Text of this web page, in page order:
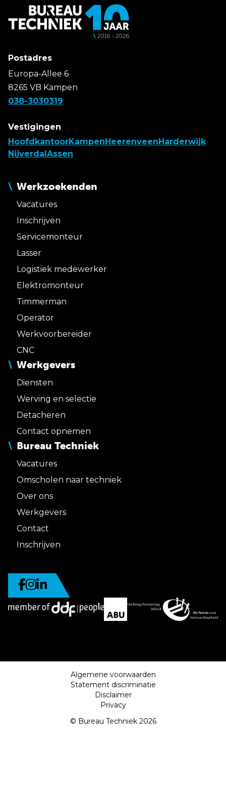
Postadres
Europa-Allee 6
8265 VB Kampen
038-3030319
Vestigingen
HoofdkantoorKampen Heerenveen Harderwijk
Nijverdal Assen
Werkzoekenden
Vacatures
Inschrijven
Servicemonteur
Lasser
Logistiek medewerker
Elektromonteur
Timmerman
Operator
Werkvoorbereider
CNC
Werkgevers
Diensten
Werving en selectie
Detacheren
Contact opnemen
Bureau Techniek
Vacatures
Omscholen naar techniek
Over ons
Werkgevers
Contact
Inschrijven
Algemene voorwaarden
Statement discriminatie
Disclaimer
Privacy
© Bureau Techniek 2026